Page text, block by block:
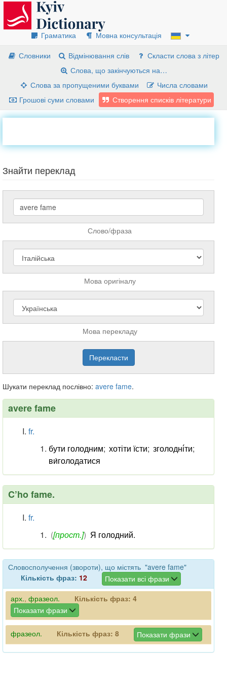
Граматика
Мовна консультація
Словники
Відмінювання слів
Скласти слова з літер
Слова, що закінчуються на…
Слова за пропущеними буквами
Числа словами
Грошові суми словами
Створення списків літератури
Знайти переклад
Слово/фраза
Мова оригіналу
Мова перекладу
Шукати переклад послівно: avere fame.
avere fame
fr.
бути голодним; хотіти їсти; зголодні́ти;
ви́голодатися
C’ho fame.
fr.
([прост.]) Я голодний.
Словосполучення (звороти), що містять "avere fame"
Кількість фраз: 12
Показати всі фрази
арх., фразеол. Кількість фраз: 4
Показати фрази
фразеол. Кількість фраз: 8 Показати фрази